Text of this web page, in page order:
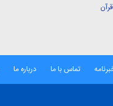
تماس با ما درباره ما